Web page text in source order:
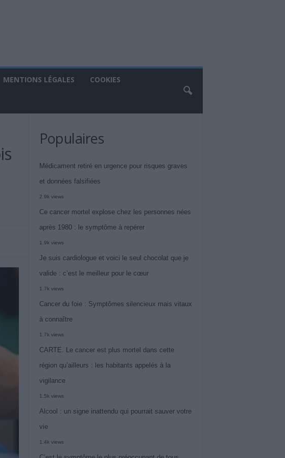
MENTIONS LÉGALES COOKIES
Populaires
Médicament retiré en urgence pour risques graves
et données falsifiées
2.9k views
Ce cancer mortel explose chez les personnes nées
après 1980 : le symptôme à repérer
1.9k views
Je suis cardiologue et voici le seul chocolat que je
valide : c’est le meilleur pour le cœur
1.7k views
Cancer du foie : Symptômes silencieux mais vitaux
à connaître
1.7k views
CARTE. Le cancer est plus mortel dans cette
région qu’ailleurs : les habitants appelés à la
vigilance
1.5k views
Alcool : un signe inattendu qui pourrait sauver votre
vie
1.4k views